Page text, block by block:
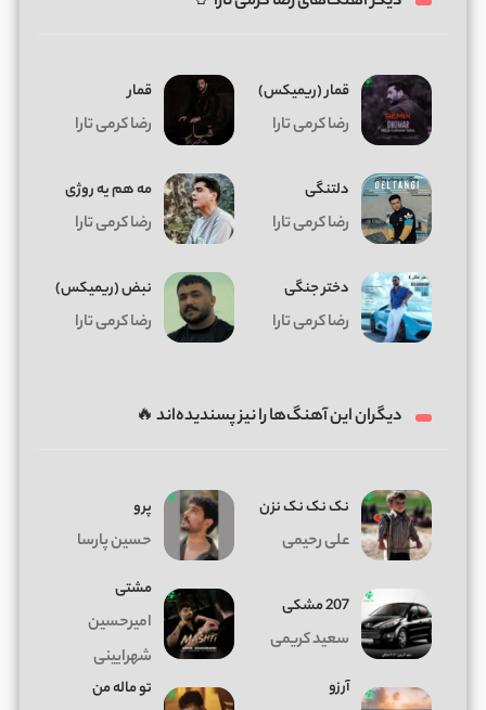
قمار (ریمیکس)
رضا کرمی تارا
قمار
رضا کرمی تارا
دلتنگی
رضا کرمی تارا
مه هم یه روژی
رضا کرمی تارا
دختر جنگی
رضا کرمی تارا
نبض (ریمیکس)
رضا کرمی تارا
دیگران این آهنگ‌ها را نیز پسندیده‌اند 🔥
نک نک نک نزن
علی رحیمی
پرو
حسین پارسا
207 مشکی
سعید کریمی
مشتی
امیرحسین
شهرایینی
آرزو
تو ماله من